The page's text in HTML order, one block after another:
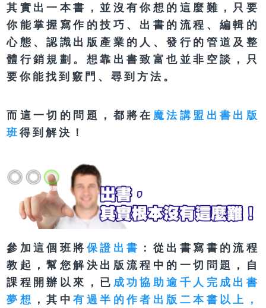
其實出一本書，並沒有你想的這麼難，只要
你能掌握寫作的技巧、出書的流程、編輯的
心態、認識出版產業的人、發行的管道及整
體行銷規劃。想靠出書致富也並非空談，只
要你能找到竅門、尋到方法。
而這一切的問題，都將在 魔法講盟出書出版
班得到解決！
參加這個班將 保證出書 ：從出書寫書的流程
教起，幫您解決出版流程中的一切問題，自
課程開辦以來，已 成功協助逾千人完成出書
夢想 ，其中有過半的作者出版二本書以上，